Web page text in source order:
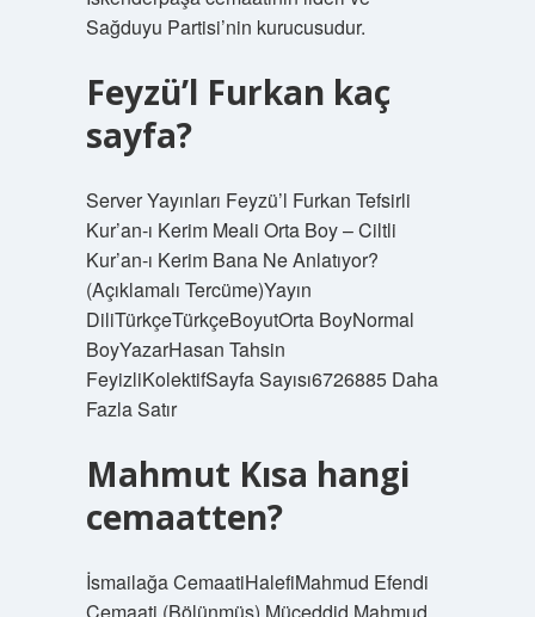
Sağduyu Partisi’nin kurucusudur.
Feyzü’l Furkan kaç
sayfa?
Server Yayınları Feyzü’l Furkan Tefsirli
Kur’an-ı Kerim Meali Orta Boy – Ciltli
Kur’an-ı Kerim Bana Ne Anlatıyor?
(Açıklamalı Tercüme)Yayın
DiliTürkçeTürkçeBoyutOrta BoyNormal
BoyYazarHasan Tahsin
FeyizliKolektifSayfa Sayısı6726885 Daha
Fazla Satır
Mahmut Kısa hangi
cemaatten?
İsmailağa CemaatiHalefiMahmud Efendi